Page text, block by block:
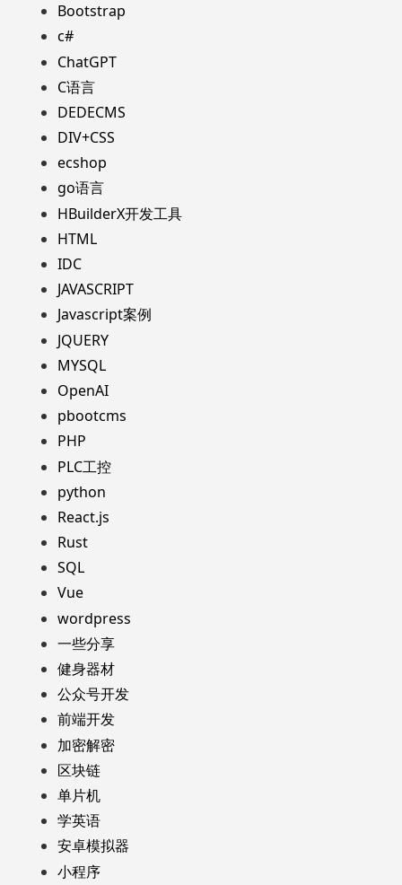
Bootstrap
c#
ChatGPT
C语言
DEDECMS
DIV+CSS
ecshop
go语言
HBuilderX开发工具
HTML
IDC
JAVASCRIPT
Javascript案例
JQUERY
MYSQL
OpenAI
pbootcms
PHP
PLC工控
python
React.js
Rust
SQL
Vue
wordpress
一些分享
健身器材
公众号开发
前端开发
加密解密
区块链
单片机
学英语
安卓模拟器
小程序